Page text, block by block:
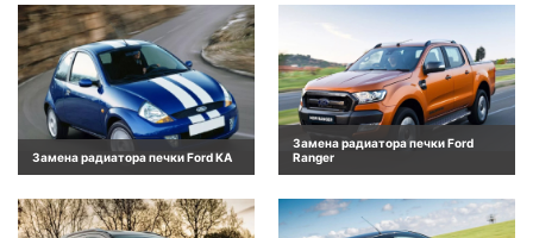
Замена радиатора печки Ford KA
Замена радиатора печки Ford
Ranger